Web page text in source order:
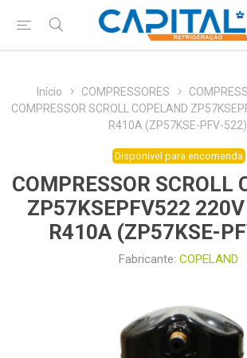
Início COMPRESSORES
COMPRESSOR SCROLL COPELAND
R410A (ZP57KSE-PFV-522)
Disponível para encomenda
COMPRESSOR SCROLL
ZP57KSEPFV522
R410A (ZP57KSE-
Fabricante: COPELAND